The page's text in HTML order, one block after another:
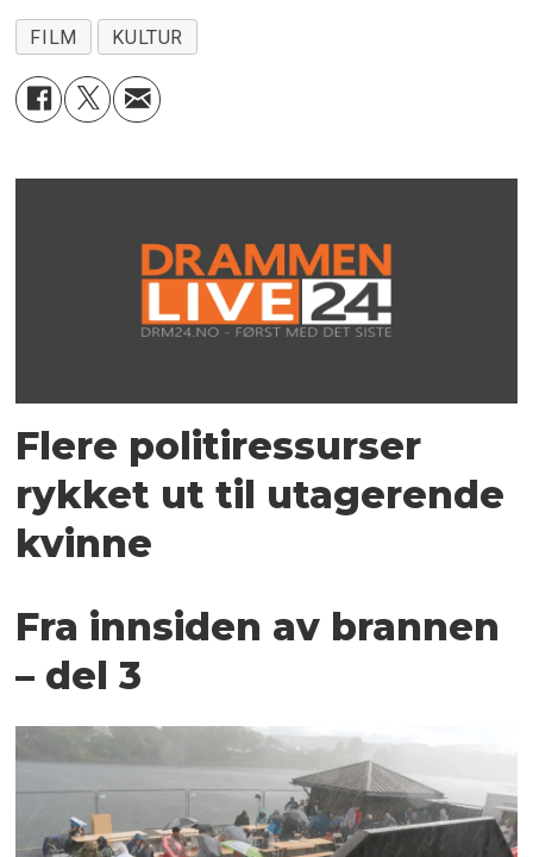
FILM KULTUR
Flere politiressurser
rykket ut til utagerende
kvinne
Fra innsiden av brannen
– del 3